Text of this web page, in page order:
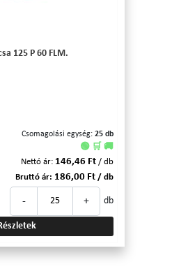
125 P 60 FLM.
Csomagolási egység: 25 db
🟢 🛒 🚚
Nettó ár: 146,46 Ft / db
Bruttó ár: 186,00 Ft / db
- + db